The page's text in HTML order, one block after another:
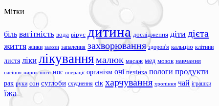
Мітки
біль вагітність вода вірус дитина дослідження діти дієта
життя жінки залози запалення захворювання здоров'я кальцію клітини
листя ліки лікуваннямалюк масаж мед мозок навчання
насіння нирок ноги нос операції організм очі печінка пологи продукти
рак руки сон суглоби схуднення сік харчування хропіння чай іграшки
їжа